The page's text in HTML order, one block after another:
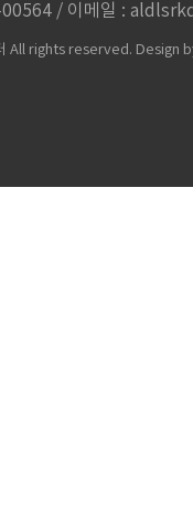
00564 / 이메일 :
All rights reserved. Design